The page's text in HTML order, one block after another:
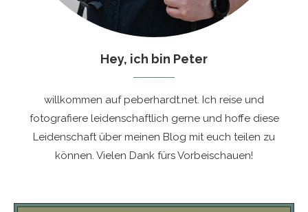
Hey, ich bin Peter
willkommen auf peberhardt.net. Ich reise und
fotografiere leidenschaftlich gerne und hoffe diese
Leidenschaft über meinen Blog mit euch teilen zu
können. Vielen Dank fürs Vorbeischauen!